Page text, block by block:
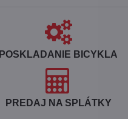
POSKLADANIE BICYKLA
PREDAJ NA SPLÁTKY